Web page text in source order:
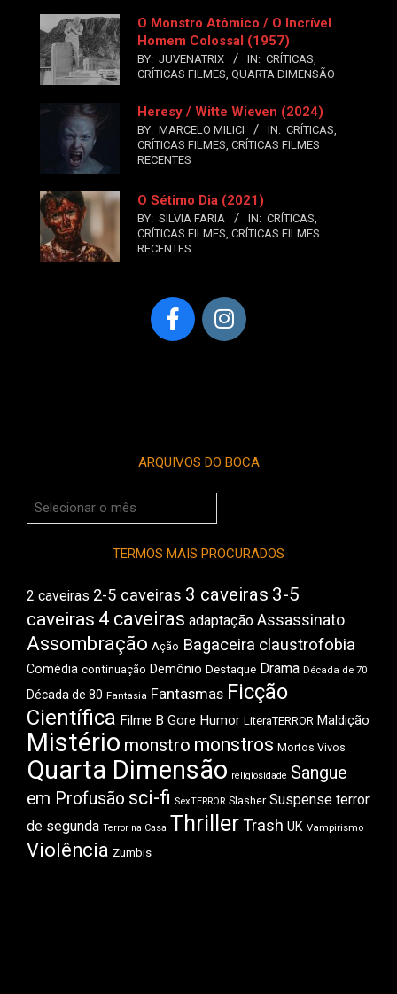
O Monstro Atômico / O Incrível
Homem Colossal (1957)
BY: JUVENATRIX IN: CRÍTICAS
CRÍTICAS FILMES QUARTA DIMENSÃO
Heresy / Witte Wieven (2024)
BY: MARCELO MILICI IN: CRÍTICAS
CRÍTICAS FILMES CRÍTICAS FILMES
RECENTES
O Sétimo Dia (2021)
BY: SILVIA FARIA IN: CRÍTICAS
CRÍTICAS FILMES CRÍTICAS FILMES
RECENTES
ARQUIVOS DO BOCA
Arquivos
do
TERMOS MAIS PROCURADOS
2 caveiras 2-5 caveiras 3 caveiras 3-5
caveiras 4 caveiras adaptação Assassinato
Assombração Ação Bagaceira claustrofobia
Comédia continuação Demônio Destaque Drama Década de 70
Década de 80 Fantasia Fantasmas Ficção
Científica Filme B Gore Humor LiteraTERROR Maldição
Mistério monstro monstros Mortos Vivos
Quarta Dimensão religiosidade Sangue
em Profusão sci-fi SexTERROR Slasher Suspense terror
de segunda Terror na Casa ThrillerTrash UK Vampirismo
Violência Zumbis